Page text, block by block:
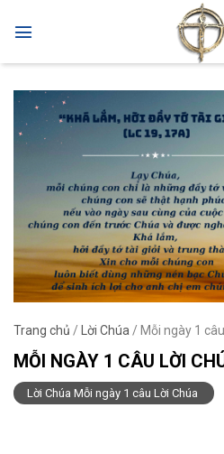
Trang chủ / Lời Chúa / Mỗi ngày 1
MỖI NGÀY 1 CÂU LỜI
Lời Chúa Mỗi ngày 1 câu Lời Chúa